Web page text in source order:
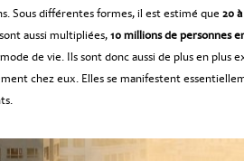
Sous différentes formes, il est estimé que 20
aussi multipliées,10 millions de personnes
de vie. Ils sont donc aussi de plus en plus
chez eux. Elles se manifestent